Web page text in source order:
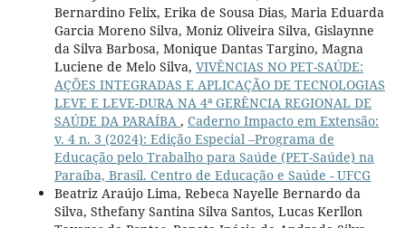
Bernardino Felix, Erika de Sousa Dias, Maria Eduarda
Garcia Moreno Silva, Moniz Oliveira Silva, Gislaynne
da Silva Barbosa, Monique Dantas Targino, Magna
Luciene de Melo Silva, VIVÊNCIAS NO PET-SAÚDE:
AÇÕES INTEGRADAS E APLICAÇÃO DE TECNOLOGIAS
LEVE E LEVE-DURA NA 4ª GERÊNCIA REGIONAL DE
SAÚDE DA PARAÍBA , Caderno Impacto em Extensão:
v. 4 n. 3 (2024): Edição Especial –Programa de
Educação pelo Trabalho para Saúde (PET-Saúde) na
Paraíba, Brasil. Centro de Educação e Saúde - UFCG
Beatriz Araújo Lima, Rebeca Nayelle Bernardo da
Silva, Sthefany Santina Silva Santos, Lucas Kerllon